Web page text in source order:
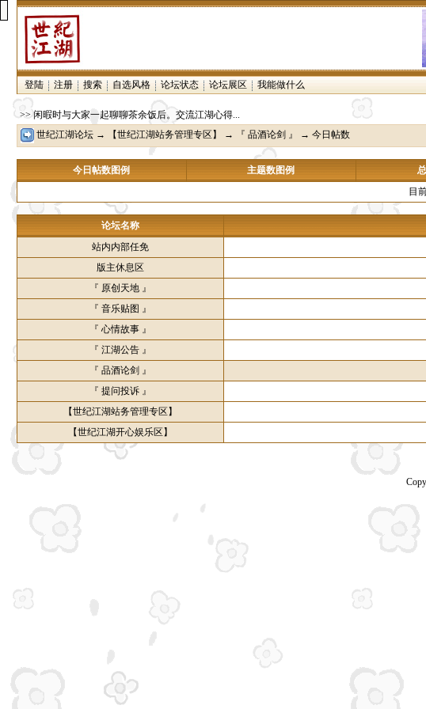
登陆 注册 搜索 自选风格 论坛状态 论坛展区 我能做什么
>> 闲暇时与大家一起聊聊茶余饭后。交流江湖心得...
世纪江湖论坛→ 【世纪江湖站务管理专区】 → 『 品酒论剑 』 → 今日帖数
今日帖数图例 主题数图例
目
论坛名称
站内内部任免
版主休息区
『 原创天地 』
『 音乐贴图 』
『 心情故事 』
『 江湖公告 』
『 品酒论剑 』
『 提问投诉 』
【世纪江湖站务管理专区】
【世纪江湖开心娱乐区】